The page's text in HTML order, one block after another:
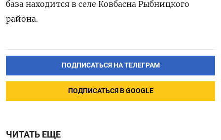
база находится в селе Ковбасна Рыбницкого
района.
ПОДПИСАТЬСЯ НА ТЕЛЕГРАМ
ПОДПИСАТЬСЯ В GOOGLE
ЧИТАТЬ ЕЩЕ